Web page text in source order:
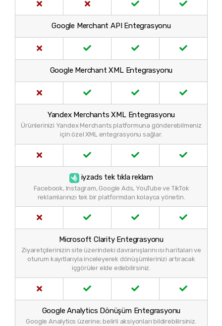
Google Merchant API Entegrasyonu
Google Merchant XML Entegrasyonu
Yandex Merchants XML Entegrasyonu
Ürünlerinizi Yandex Merchants platformuna gönderebilmeniz
için özel XML entegrasyonu sağlar.
iyzads tek tıkla reklam
Facebook, Instagram, Google Ads, YouTube ve TikTok
reklamlarınızı tek bir platformdan kolayca yönetin.
Microsoft Clarity Entegrasyonu
Ziyaretçilerinizin site üzerindeki davranışlarını ısı haritaları ve
oturum kayıtlarıyla inceleyerek dönüşümlerinizi artıracak
içgörüler elde edebilirsiniz.
Google Analytics Dönüşüm Entegrasyonu
Google Analytics üzerine; belirli aksiyonları bildirebilirsiniz.